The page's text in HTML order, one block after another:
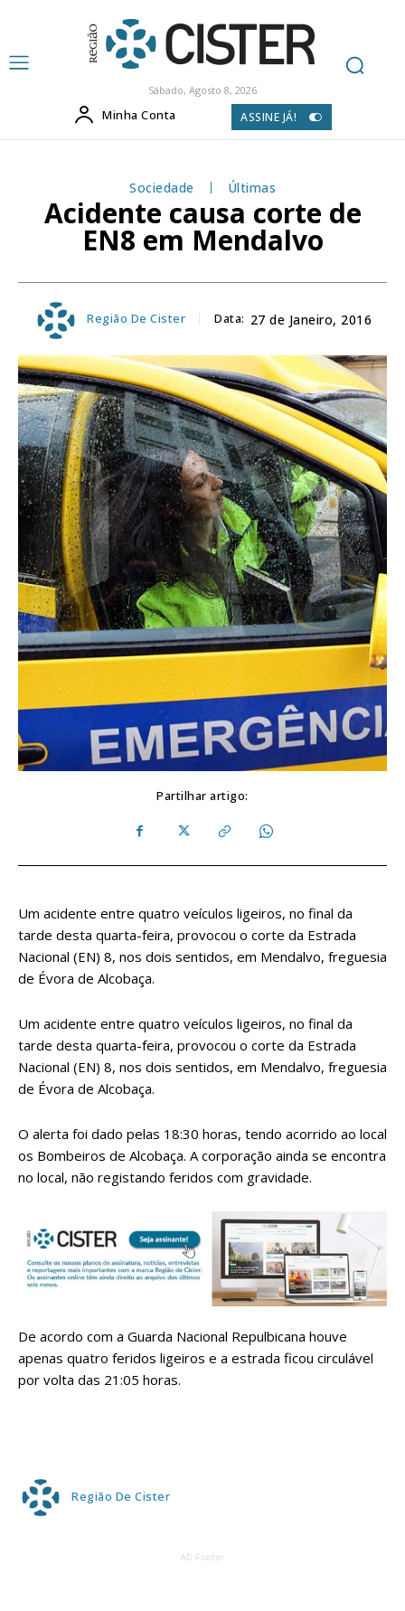
Sábado, Agosto 8, 2026
Minha Conta ASSINE JÁ!
Sociedade Últimas
Acidente causa corte de
EN8 em Mendalvo
Região De Cister Data: 27 de Janeiro, 2016
Partilhar artigo:
Um acidente entre quatro veículos ligeiros, no final da
tarde desta quarta-feira, provocou o corte da Estrada
Nacional (EN) 8, nos dois sentidos, em Mendalvo, freguesia
de Évora de Alcobaça.
Um acidente entre quatro veículos ligeiros, no final da
tarde desta quarta-feira, provocou o corte da Estrada
Nacional (EN) 8, nos dois sentidos, em Mendalvo, freguesia
de Évora de Alcobaça.
O alerta foi dado pelas 18:30 horas, tendo acorrido ao local
os Bombeiros de Alcobaça. A corporação ainda se encontra
no local, não registando feridos com gravidade.
De acordo com a Guarda Nacional Repulbicana houve
apenas quatro feridos ligeiros e a estrada ficou circulável
por volta das 21:05 horas.
Região De Cister
AD Footer